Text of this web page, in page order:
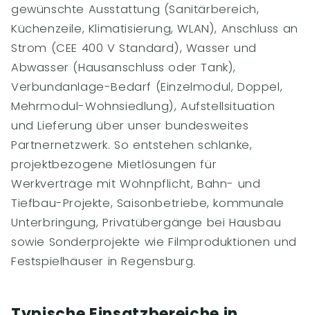
gewünschte Ausstattung (Sanitärbereich,
Küchenzeile, Klimatisierung, WLAN), Anschluss an
Strom (CEE 400 V Standard), Wasser und
Abwasser (Hausanschluss oder Tank),
Verbundanlage-Bedarf (Einzelmodul, Doppel,
Mehrmodul-Wohnsiedlung), Aufstellsituation
und Lieferung über unser bundesweites
Partnernetzwerk. So entstehen schlanke,
projektbezogene Mietlösungen für
Werkverträge mit Wohnpflicht, Bahn- und
Tiefbau-Projekte, Saisonbetriebe, kommunale
Unterbringung, Privatübergänge bei Hausbau
sowie Sonderprojekte wie Filmproduktionen und
Festspielhäuser in Regensburg.